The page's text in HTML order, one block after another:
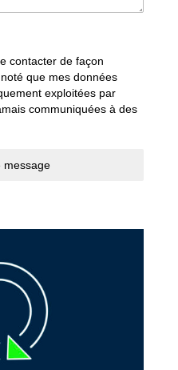
contacter de façon
que mes données
exploitées par
communiquées à des
message